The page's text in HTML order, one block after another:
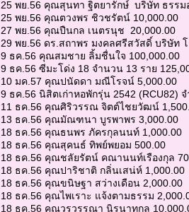
25 พย.56 คุณสุนทา ฐิตยารักษ์ บริษัท ธรรม
25 พย.56 คุณตวงพร ชิวชรัตน์ 10,000.00
27 พย.56 คุณปืนกล เนตรนุช 20,000.00
29 พย.56 ดร.สถาพร มงคลศรีสวัสดิ์ บริษัท
9 ธค.56 คุณสมชาย ลิ้มชื่นใจ 100,000.00
9 ธค.56 ซีมะโด่ง 18 จำนวน 13 ราย
10 มค.57 คุณปนัดดา มณีโรจน์ 5,000.00
9 ธค.56 นิสิตเก่าหอพักรุ่น 2542 (RCU82)
11 ธค.56 คุณศิริวรรณ จิตต์ไชยวัฒน์
13 ธค.56 คุณมัณฑนา บูรพาพร 3,000.00
18 ธค.56 คุณธนพร ภัครกุลนนท์ 1,000.00
18 ธค.56 คุณสุคนธ์ ทิพย์พยอม 500.00
18 ธค.56 คุณชลัยรัตน์ คณานนท์เรืองกุล
18 ธค.56 คุณปาริชาติ กลิ่นเสน่ห์ 1,000.00
18 ธค.56 คุณขนิษฐา สว่างเดือน 2,000.00
18 ธค.56 คุณไพเราะ แจ้งตามธรรม
18 ธค.56 คุณวรวรรณา นิรนาทกูล